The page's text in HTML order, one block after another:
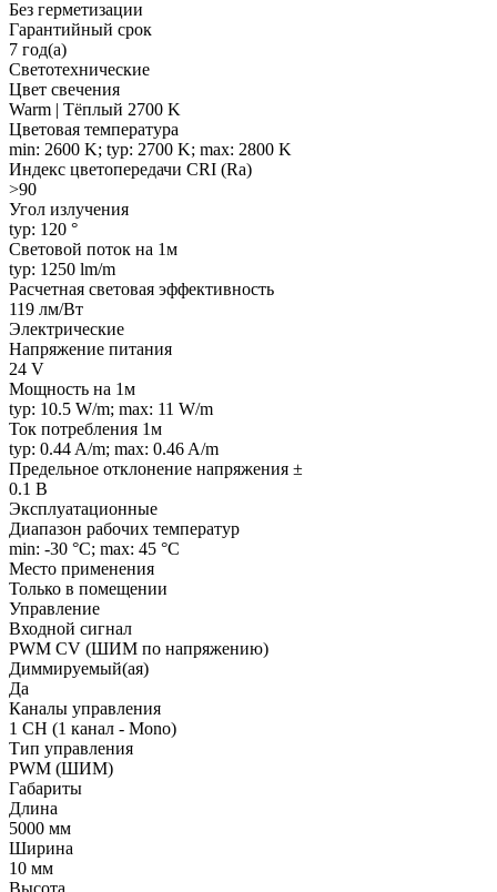
Без герметизации
Гарантийный срок
7 год(а)
Светотехнические
Цвет свечения
Warm | Тёплый 2700 K
Цветовая температура
min: 2600 K; typ: 2700 K; max: 2800 K
Индекс цветопередачи CRI (Ra)
>90
Угол излучения
typ: 120 °
Световой поток на 1м
typ: 1250 lm/m
Расчетная световая эффективность
119 лм/Вт
Электрические
Напряжение питания
24 V
Мощность на 1м
typ: 10.5 W/m; max: 11 W/m
Ток потребления 1м
typ: 0.44 A/m; max: 0.46 A/m
Предельное отклонение напряжения ±
0.1 В
Эксплуатационные
Диапазон рабочих температур
min: -30 °C; max: 45 °C
Место применения
Только в помещении
Управление
Входной сигнал
PWM СV (ШИМ по напряжению)
Диммируемый(ая)
Да
Каналы управления
1 CH (1 канал - Mono)
Тип управления
PWM (ШИМ)
Габариты
Длина
5000 мм
Ширина
10 мм
Высота